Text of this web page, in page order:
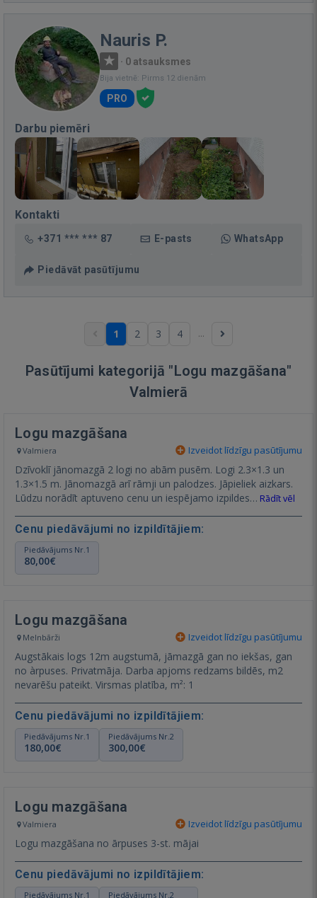
Nauris P.
· 0 atsauksmes
Bija vietnē: Pirms 12 dienām
PRO
Darbu piemēri
Kontakti
+371 *** *** 87 E-pasts WhatsApp
Piedāvāt pasūtījumu
1 2 3 4 ...
Pasūtījumi kategorijā "Logu mazgāšana"
Valmierā
Logu mazgāšana
Valmiera Izveidot līdzīgu pasūtījumu
Dzīvoklī jānomazgā 2 logi no abām pusēm. Logi 2.3×1.3 un
1.3×1.5 m. Jānomazgā arī rāmji un palodzes. Jāpieliek aizkars.
Lūdzu norādīt aptuveno cenu un iespējamo izpildes… Rādīt vēl
Cenu piedāvājumi no izpildītājiem:
Piedāvājums Nr.1
80,00€
Logu mazgāšana
Melnbārži Izveidot līdzīgu pasūtījumu
Augstākais logs 12m augstumā, jāmazgā gan no iekšas, gan
no àrpuses. Privatmāja. Darba apjoms redzams bildēs, m2
nevarēšu pateikt. Virsmas platība, m²: 1
Cenu piedāvājumi no izpildītājiem:
Piedāvājums Nr.1
180,00€
Piedāvājums Nr.2
300,00€
Logu mazgāšana
Valmiera Izveidot līdzīgu pasūtījumu
Logu mazgāšana no ārpuses 3-st. mājai
Cenu piedāvājumi no izpildītājiem:
Piedāvājums Nr.1 Piedāvājums Nr.2